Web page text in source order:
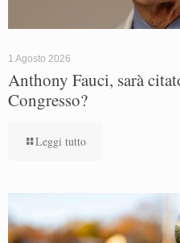
1 Agosto 2026
Anthony Fauci, sarà
Congresso?
Leggi tutto